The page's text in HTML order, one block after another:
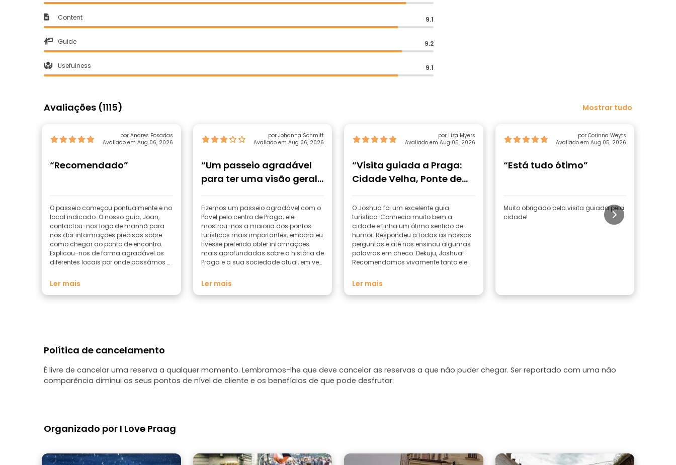
Content 9.1
Guide 9.2
Usefulness 9.1
Avaliações (1115) Mostrar tudo
por Andres Posadas
Avaliado em Aug 06, 2026
“Recomendado”
O passeio começou pontualmente e no
local indicado. O nosso guia, Joan,
contactou-nos logo de manhã para
nos dar informações precisas sobre
como chegar ao ponto de encontro.
Explicou-nos de forma agradável os
diferentes locais por onde passámos e,
nunca deixou de ser simpático. Por fim,
recomendações para continuarmos a
Ler mais
por Johanna Schmitt
Avaliado em Aug 06, 2026
“Um passeio agradável
para ter uma visão geral
do centro da cidad”
Fizemos um passeio agradável com o
Pavel pelo centro de Praga; ele
mostrou-nos a maioria dos pontos
turísticos mais importantes, embora eu
tivesse preferido obter informações
mais aprofundadas sobre a história de
Praga e a sua sociedade atual, em vez
fotografias…
Ler mais
por Liza Myers
Avaliado em Aug 05, 2026
“Visita guiada a Praga:
Cidade Velha, Ponte de
Carlos, etc.”
O Joshua foi um excelente guia
turístico. Conhecia muito bem a
cidade e tinha um ótimo sentido de
humor. Respondeu a todas as nossas
perguntas e até nos ensinou algumas
palavras em checo. Dekuju, Joshua!
Recomendamos vivamente tanto ele
Ler mais
por Corinna Weyts
Avaliado em Aug 05, 2026
“Está tudo ótimo”
Muito obrigado pela visita guiada pela
cidade!
Política de cancelamento
É livre de cancelar uma reserva a qualquer momento. Lembramos-lhe que deve cancelar as reservas a que não puder chegar. Ser reportado com uma não
comparência diminui os seus pontos de nível de cliente e os benefícios de que pode desfrutar.
Organizado por I Love Praag